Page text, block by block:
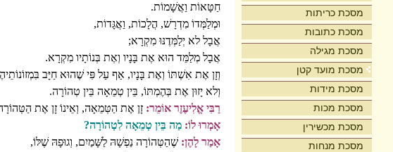
מסכת כריתות
מסכת כתובות
מסכת מגילה
מסכת מועד קטן
מסכת מידות
מסכת מכות
מסכת מכשירין
מסכת מנחות
חַטָּאוֹת וַאֲשָׁמוֹת.
וּמְלַמְּדוֹ מִדְרָשׁ, הֲלָכוֹת, וַאֲגָּדוֹת,
אֲבָל לא יְלַמְּדֶנּוּ מִקְרָא;
אֲבָל מְלַמֵּד הוּא אֶת בָּנָיו וְאֶת בְּנוֹתָיו מִקְרָא.
וְזָן אֶת אִשְׁתּוֹ וְאֶת בָּנָיו, אַף עַל פִּי שֶׁהוּא חַיָּב
וְלא יָזוּן אֶת בְּהֶמְתּוֹ, בֵּין טְמֵאָה בֵּין טְהוֹרָה.
רַבִּי אֱלִיעֶזֶר אוֹמֵר: זָן אֶת הַטְּמֵאָה, וְאֵינוֹ זָן אֶת
אָמְרוּ לוֹ: מַה בֵּין טְמֵאָה לִטְהוֹרָה?
אָמַר לָהֶן: שֶׁהַטְּהוֹרָה נַפְשָׁהּ לַשָּׁמַיִם, וְגוּפָהּ שֶׁלּוֹ,